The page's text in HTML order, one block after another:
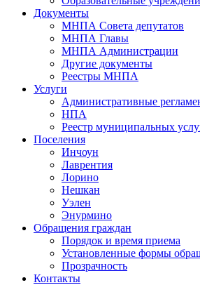
Документы
МНПА Совета депутатов
МНПА Главы
МНПА Администрации
Другие документы
Реестры МНПА
Услуги
Административные
НПА
Реестр муниципальных
Поселения
Инчоун
Лаврентия
Лорино
Нешкан
Уэлен
Энурмино
Обращения граждан
Порядок и время приема
Установленные формы
Прозрачность
Контакты